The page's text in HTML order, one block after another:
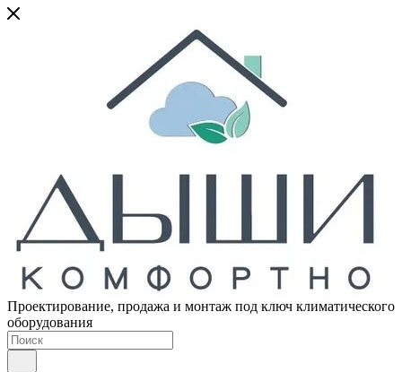
Проектирование, продажа и монтаж под ключ климатического
оборудования